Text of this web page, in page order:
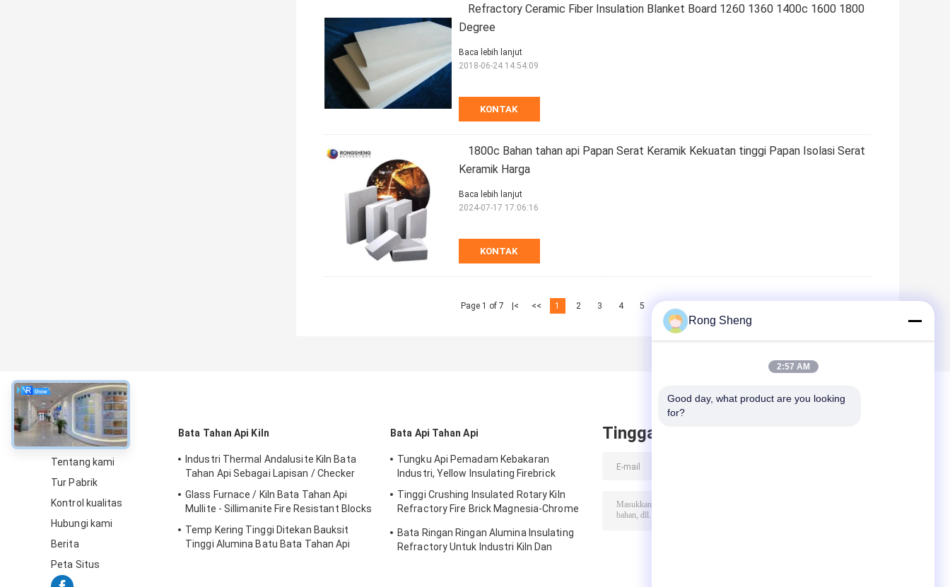
Refractory Ceramic Fiber Insulation Blanket Board 1260 1360 1400c 1600 1800
Degree
KONTAK
Baca lebih lanjut
2018-06-24 14:54:09
1800c Bahan tahan api Papan Serat Keramik Kekuatan tinggi Papan Isolasi Serat
Keramik Harga
KONTAK
Baca lebih lanjut
2024-07-17 17:06:16
Page 1 of 7 |< << 1 2 3 4 5
Tentang
Tentang kami
Tur Pabrik
Kontrol kualitas
Hubungi kami
Berita
Peta Situs
Bata Tahan Api Kiln
Industri Thermal Andalusite Kiln Bata
Tahan Api Sebagai Lapisan / Checker
Glass Furnace / Kiln Bata Tahan Api
Mullite - Sillimanite Fire Resistant Blocks
Temp Kering Tinggi Ditekan Bauksit
Tinggi Alumina Batu Bata Tahan Api
Bata Api Tahan Api
Tungku Api Pemadam Kebakaran
Industri, Yellow Insulating Firebrick
Tinggi Crushing Insulated Rotary Kiln
Refractory Fire Brick Magnesia-Chrome
Bata Ringan Ringan Alumina Insulating
Refractory Untuk Industri Kiln Dan
Tinggalkan pesan
Rong Sheng
2:57 AM
Good day, what product are you looking
for?